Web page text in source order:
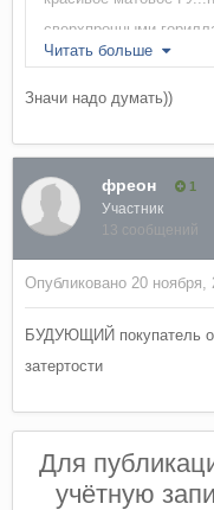
сверхпрочными
пластиковое
поцарапаным, как в 15
смотрится прилично
Читать больше
Значи надо думать))
фреон 1
Участник
13 сообщений
Опубликовано 20 ноября,
БУДУЮЩИЙ покупатель
затертости
Для
учётную